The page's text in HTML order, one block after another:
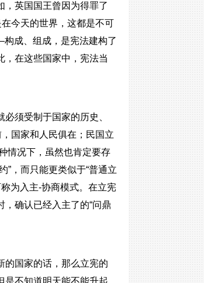
，英国国王曾因为得罪了
今天的世界，这都是不可
成、组成，是宪法建构了
，在这些国家中，宪法当
须受制于国家的历史、
国家和人民俱在；民国立
情况下，虽然也肯定要存
”，而只能更类似于“普通立
为入主-协商模式。在立宪
确认已经入主了的“问鼎
的国家的话，那么立宪的
是不知道明天能不能升起